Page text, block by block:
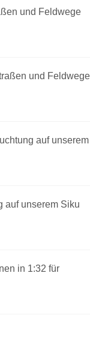
und Feldwege
und Feldwege
auf unserem
auf unserem Siku
in 1:32 für